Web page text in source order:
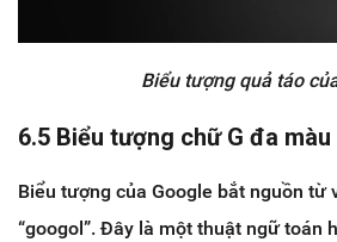
Biểu tượng quả táo
6.5 Biểu tượng chữ G đa
Biểu tượng của Google bắt nguồn từ
“googol”. Đây là một thuật ngữ toán